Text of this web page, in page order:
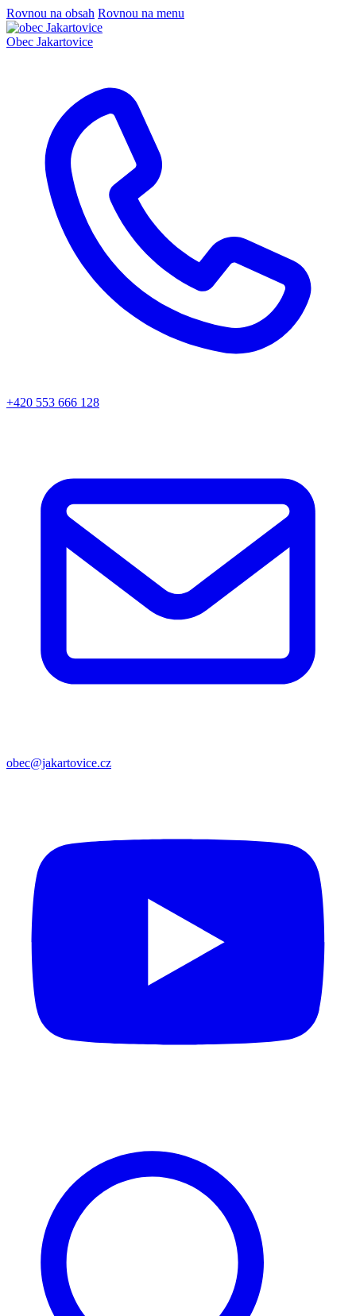
Rovnou na obsah Rovnou na menu
Obec Jakartovice
+420 553 666 128
obec@jakartovice.cz